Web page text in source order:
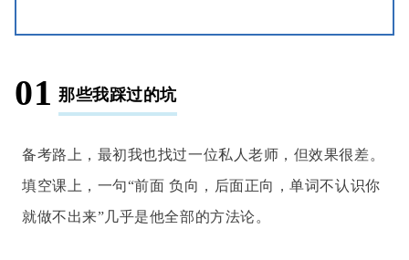
01 那些我踩过的坑
备考路上，最初我也找过一位私人老师，但效果很差。
填空课上，一句“前面 负向，后面正向，单词不认识你
就做不出来”几乎是他全部的方法论。